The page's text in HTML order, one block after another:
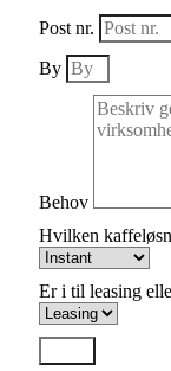
Post nr.
By
Behov
Hvilken
Er i til leasing